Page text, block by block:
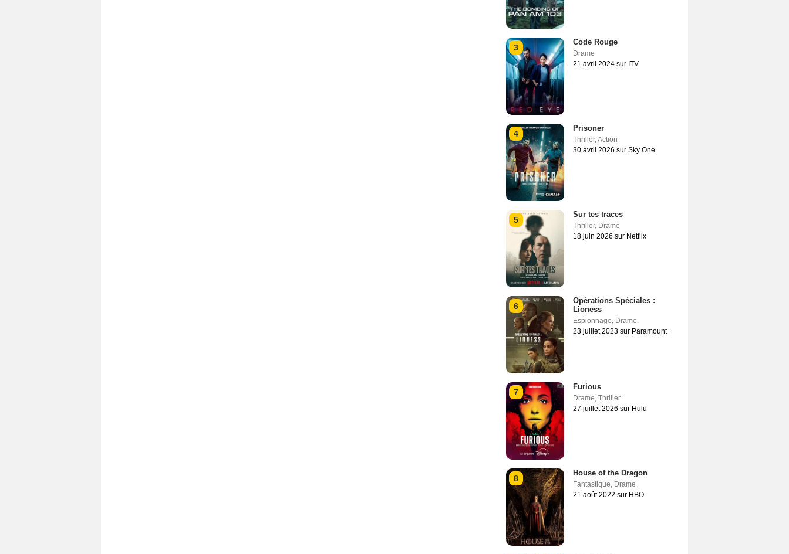
3
Code Rouge
Drame
21 avril 2024 sur ITV
4
Prisoner
Thriller,Action
30 avril 2026 sur Sky One
5
Sur tes traces
Thriller, Drame
18 juin 2026 sur Netflix
6
Opérations Spéciales :
Lioness
Espionnage, Drame
23 juillet 2023 sur Paramount+
7
Furious
Drame, Thriller
27 juillet 2026 sur Hulu
8
House of the Dragon
Fantastique, Drame
21 août 2022 sur HBO